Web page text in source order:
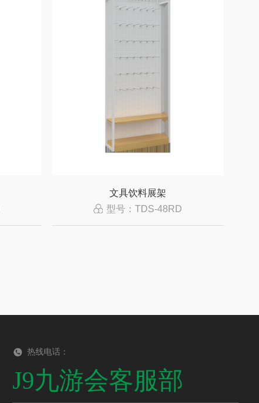
文具饮料展架
型号：TDS-48RD
热线电话：
J9九游会客服部